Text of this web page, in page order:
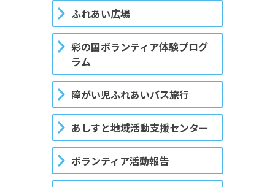
ふれあい広場
彩の国ボランティア体験プログ
ラム
障がい児ふれあいバス旅行
あしすと地域活動支援センター
ボランティア活動報告